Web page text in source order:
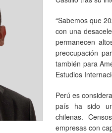
“Sabemos que
con una
permanecen
preocupación
también para
Estudios
Perú es
país ha sido
chilenas.
empresas con